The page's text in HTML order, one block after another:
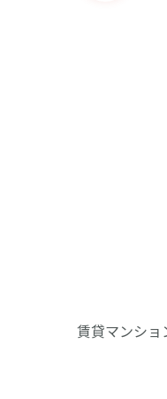
賃貸マンショ